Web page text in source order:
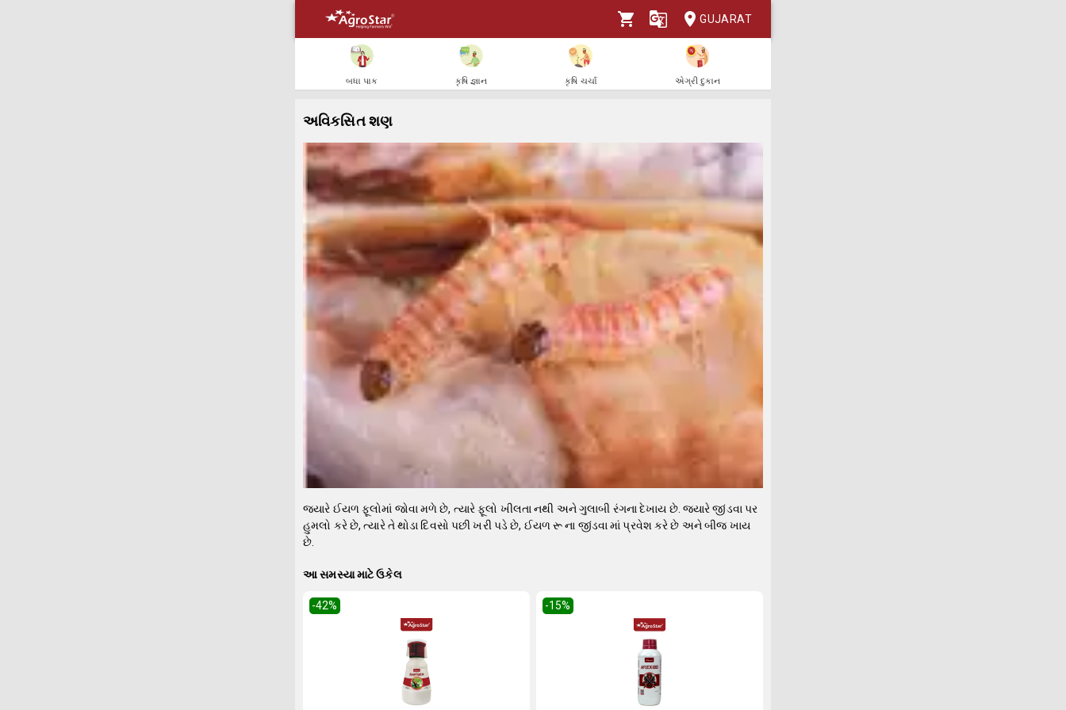
GUJARAT
બધા પાક કૃષિ જ્ઞાન કૃષિ ચર્ચા એગ્રી દુકાન
અવિકસિત શણ
જ્યારે ઈયળ ફૂલોમાં જોવા મળે છે, ત્યારે ફૂલો ખીલતા નથી અને ગુલાબી રંગના દેખાય છે. જ્યારે જીંડવા પર
હુમલો કરે છે, ત્યારે તે થોડા દિવસો પછી ખરી પડે છે, ઈયળ રૂ ના જીંડવા માં પ્રવેશ કરે છે અને બીજ ખાય
છે.
આ સમસ્યા માટે ઉકેલ
-42% -15%